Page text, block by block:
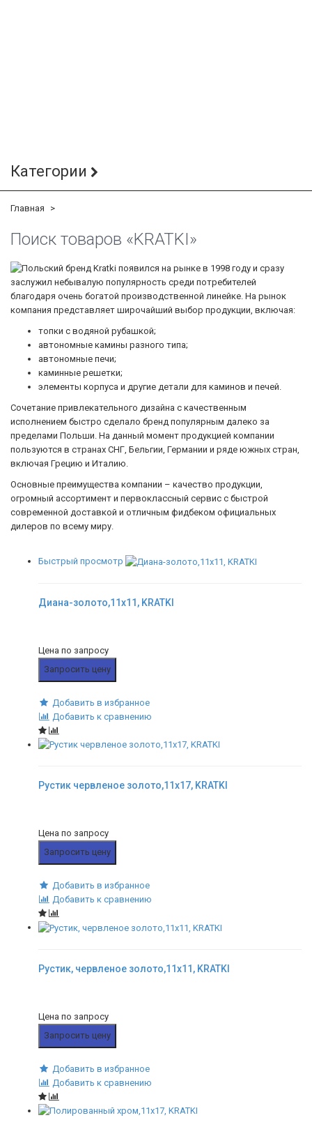
Категории
Главная
Поиск товаров «KRATKI»
Польский бренд Kratki появился на рынке в 1998 году и сразу
заслужил небывалую популярность среди потребителей
благодаря очень богатой производственной линейке. На рынок
компания представляет широчайший выбор продукции, включая:
топки с водяной рубашкой;
автономные камины разного типа;
автономные печи;
каминные решетки;
элементы корпуса и другие детали для каминов и печей.
Сочетание привлекательного дизайна с качественным
исполнением быстро сделало бренд популярным далеко за
пределами Польши. На данный момент продукцией компании
пользуются в странах СНГ, Бельгии, Германии и ряде южных стран,
включая Грецию и Италию.
Основные преимущества компании – качество продукции,
огромный ассортимент и первоклассный сервис с быстрой
современной доставкой и отличным фидбеком официальных
дилеров по всему миру.
Быстрый просмотр
Диана-золото,11x11, KRATKI
Цена по запросу
Запросить цену
Добавить в избранное
Добавить к сравнению
Рустик червленое золото,11x17, KRATKI
Цена по запросу
Запросить цену
Добавить в избранное
Добавить к сравнению
Рустик, червленое золото,11x11, KRATKI
Цена по запросу
Запросить цену
Добавить в избранное
Добавить к сравнению